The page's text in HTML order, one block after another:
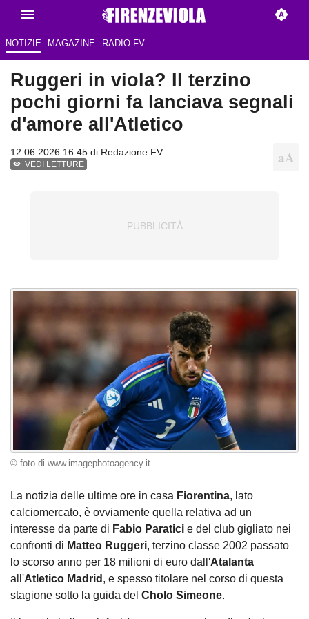
NOTIZIE MAGAZINE RADIO FV
Ruggeri in viola? Il terzino
pochi giorni fa lanciava segnali
d'amore all'Atletico
12.06.2026 16:45 di Redazione FV
VEDI LETTURE
© foto di www.imagephotoagency.it
La notizia delle ultime ore in casa Fiorentina, lato
calciomercato, è ovviamente quella relativa ad un
interesse da parte di Fabio Paratici e del club gigliato nei
confronti di Matteo Ruggeri, terzino classe 2002 passato
lo scorso anno per 18 milioni di euro dall'Atalanta
all'Atletico Madrid , e spesso titolare nel corso di questa
stagione sotto la guida del Cholo Simeone.